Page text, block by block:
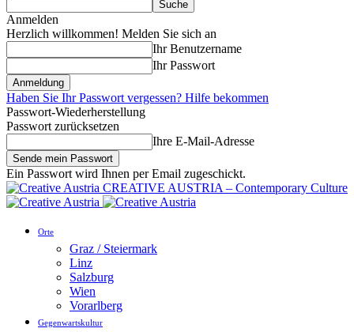
Anmelden
Herzlich willkommen! Melden Sie sich an
Ihr Benutzername
Ihr Passwort
Haben Sie Ihr Passwort vergessen? Hilfe bekommen
Passwort-Wiederherstellung
Passwort zurücksetzen
Ihre E-Mail-Adresse
Ein Passwort wird Ihnen per Email zugeschickt.
CREATIVE AUSTRIA – Contemporary Culture
Orte
Graz / Steiermark
Linz
Salzburg
Wien
Vorarlberg
Gegenwartskultur